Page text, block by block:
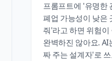
프롬프트에 '유명한
폐업 가능성이 낮은
줘'라고 하면 위험이
완벽하진 않아요.
짜 주는 설계자'로